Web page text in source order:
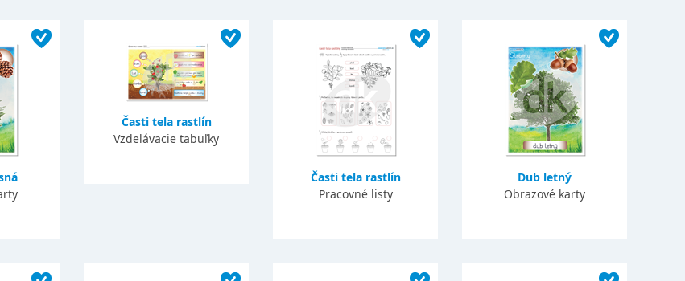
Časti tela rastlín
Vzdelávacie tabuľky
Časti tela rastlín
Pracovné listy
Dub letný
Obrazové karty